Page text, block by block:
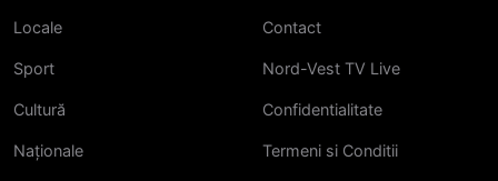
Locale
Sport
Cultură
Naționale
Contact
Nord-Vest TV Live
Confidentialitate
Termeni si Conditii